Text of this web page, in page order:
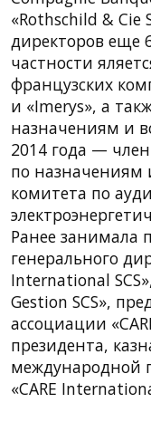
«Rothschild & Cie
директоров еще
частности
французских
и «Imerys», а
назначениям и
2014 года —
по назначениям
комитета по
Ранее занимала
генерального
International
Gestion SCS»,
ассоциации
президента,
международной
«CARE